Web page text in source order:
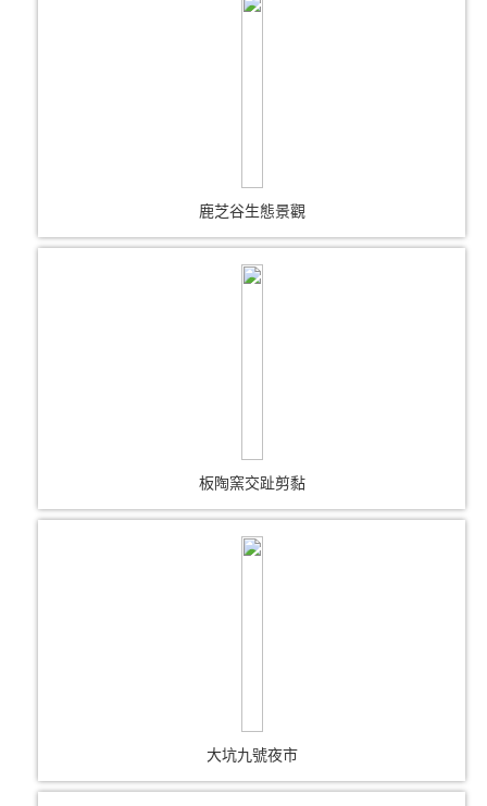
鹿芝谷生態景觀
板陶窯交趾剪黏
大坑九號夜市